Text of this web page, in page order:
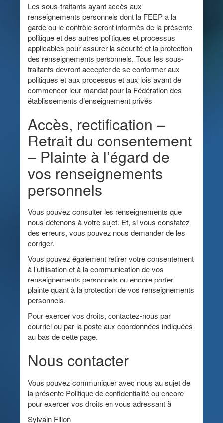
Les sous-traitants ayant accès aux
renseignements personnels dont la FEEP a la
garde ou le contrôle seront informés de la présente
politique et des autres politiques et processus
applicables pour assurer la sécurité et la protection
des renseignements personnels. Tous les sous-
traitants devront accepter de se conformer aux
politiques et aux processus et aux lois avant de
commencer leur mandat pour la Fédération des
établissements d’enseignement privés
Accès, rectification –
Retrait du consentement
– Plainte à l’égard de
vos renseignements
personnels
Vous pouvez consulter les renseignements que
nous détenons à votre sujet. Et, si vous constatez
des erreurs, vous pouvez nous demander de les
corriger.
Vous pouvez également retirer votre consentement
à l’utilisation et à la communication de vos
renseignements personnels ou encore porter
plainte quant à la protection de vos renseignements
personnels.
Pour exercer vos droits, contactez-nous par
courriel ou par la poste aux coordonnées indiquées
au bas de cette page.
Nous contacter
Vous pouvez communiquer avec nous au sujet de
la présente Politique de confidentialité ou encore
pour exercer vos droits en vous adressant à
Sylvain Filion